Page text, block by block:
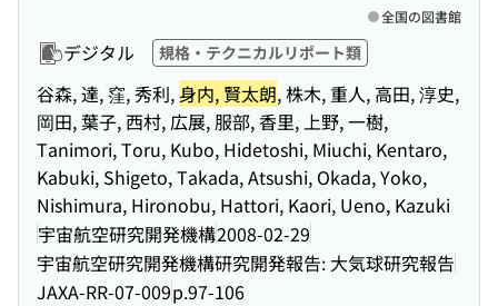
デジタル 規格・テクニカルリポート類
谷森, 達, 窪, 秀利, 身内, 賢太朗, 株木, 重人, 高田, 淳史,
岡田, 葉子, 西村, 広展, 服部, 香里, 上野, 一樹,
Tanimori, Toru, Kubo, Hidetoshi, Miuchi, Kentaro,
Kabuki, Shigeto, Takada, Atsushi, Okada, Yoko,
Nishimura, Hironobu, Hattori, Kaori, Ueno, Kazuki
宇宙航空研究開発機構2008-02-29
宇宙航空研究開発機構研究開発報告: 大気球研究報告
JAXA-RR-07-009p.97-106
全国の図書館